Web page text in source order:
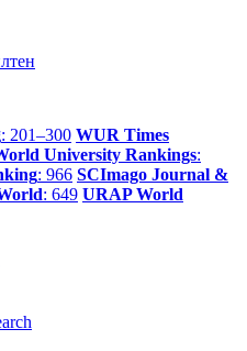
: 201–300 WUR Times
University Rankings:
: 966 SCImago Journal &
: 649 URAP World